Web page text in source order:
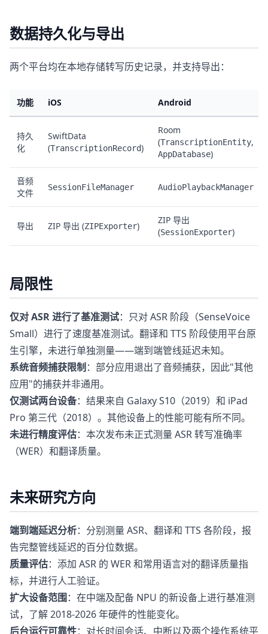
数据持久化与导出
两个平台均在本地存储转写历史记录，并支持导出：
功能 iOS Android
持久
化
SwiftData
(TranscriptionRecord)
Room
(TranscriptionEntity,
AppDatabase)
音频
文件
SessionFileManager AudioPlaybackManager
导出 ZIP 导出 (ZIPExporter)
ZIP 导出
(SessionExporter)
局限性
仅对 ASR 进行了基准测试：只对 ASR 阶段（SenseVoice
Small）进行了速度基准测试。翻译和 TTS 阶段使用平台原
生引擎，未进行单独测量——端到端管线延迟未知。
系统音频捕获限制 ：部分应用退出了音频捕获，因此"其他
应用"的捕获并非通用。
仅测试两台设备：结果来自 Galaxy S10（2019）和 iPad
Pro 第三代（2018）。其他设备上的性能可能有所不同。
未进行精度评估：本次发布未正式测量 ASR 转写准确率
（WER）和翻译质量。
未来研究方向
端到端延迟分析：分别测量 ASR、翻译和 TTS 各阶段，报
告完整管线延迟的百分位数据。
质量评估：添加 ASR 的 WER 和常用语言对的翻译质量指
标，并进行人工验证。
扩大设备范围：在中端及配备 NPU 的新设备上进行基准测
试，了解 2018-2026 年硬件的性能变化。
后台运行可靠性：对长时间会话、中断以及两个操作系统平